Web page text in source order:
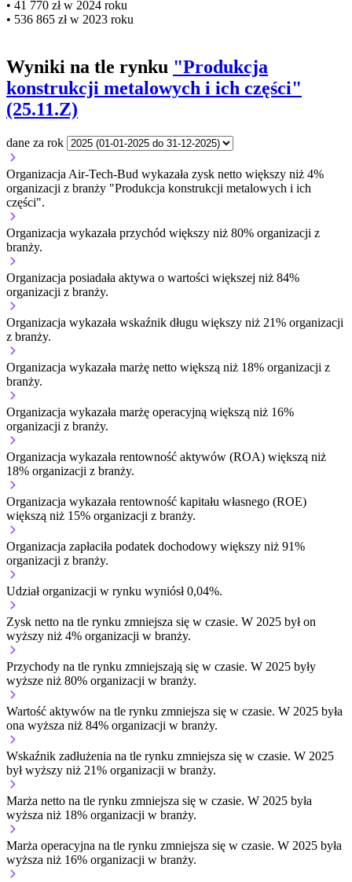
• 41 770 zł w 2024 roku
• 536 865 zł w 2023 roku
Wyniki na tle rynku "Produkcja
konstrukcji metalowych i ich części"
(25.11.Z)
dane za rok
Organizacja Air-Tech-Bud wykazała zysk netto większy niż 4%
organizacji z branży "Produkcja konstrukcji metalowych i ich
części".
Organizacja wykazała przychód większy niż 80% organizacji z
branży.
Organizacja posiadała aktywa o wartości większej niż 84%
organizacji z branży.
Organizacja wykazała wskaźnik długu większy niż 21% organizacji
z branży.
Organizacja wykazała marżę netto większą niż 18% organizacji z
branży.
Organizacja wykazała marżę operacyjną większą niż 16%
organizacji z branży.
Organizacja wykazała rentowność aktywów (ROA) większą niż
18% organizacji z branży.
Organizacja wykazała rentowność kapitału własnego (ROE)
większą niż 15% organizacji z branży.
Organizacja zapłaciła podatek dochodowy większy niż 91%
organizacji z branży.
Udział organizacji w rynku wyniósł 0,04%.
Zysk netto na tle rynku zmniejsza się w czasie. W 2025 był on
wyższy niż 4% organizacji w branży.
Przychody na tle rynku zmniejszają się w czasie. W 2025 były
wyższe niż 80% organizacji w branży.
Wartość aktywów na tle rynku zmniejsza się w czasie. W 2025 była
ona wyższa niż 84% organizacji w branży.
Wskaźnik zadłużenia na tle rynku zmniejsza się w czasie. W 2025
był wyższy niż 21% organizacji w branży.
Marża netto na tle rynku zmniejsza się w czasie. W 2025 była
wyższa niż 18% organizacji w branży.
Marża operacyjna na tle rynku zmniejsza się w czasie. W 2025 była
wyższa niż 16% organizacji w branży.